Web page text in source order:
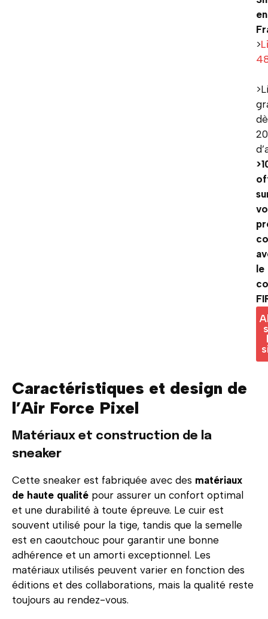
en
>
le
Caractéristiques et design de
l’Air Force Pixel
Matériaux et construction de la
sneaker
Cette sneaker est fabriquée avec des matériaux
de haute qualité pour assurer un confort optimal
et une durabilité à toute épreuve. Le cuir est
souvent utilisé pour la tige, tandis que la semelle
est en caoutchouc pour garantir une bonne
adhérence et un amorti exceptionnel. Les
matériaux utilisés peuvent varier en fonction des
éditions et des collaborations, mais la qualité reste
toujours au rendez-vous.